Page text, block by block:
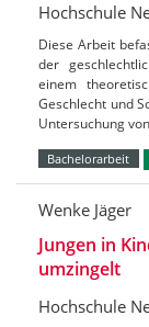
Hochschule
Diese Arbeit
der
einem
Geschlecht und
Untersuchung
Bachelorarbeit
Wenke Jäger
Jungen in
umzingelt
Hochschule